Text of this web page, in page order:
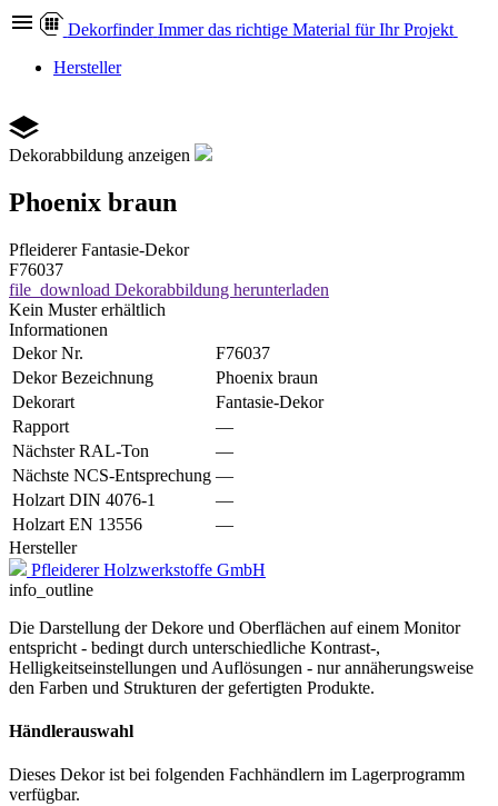
Dekorfinder Immer das richtige Material für Ihr Projekt
Hersteller
Dekorabbildung anzeigen
Phoenix braun
Pfleiderer Fantasie-Dekor
F76037
file_download Dekorabbildung herunterladen
Kein Muster erhältlich
Informationen
Dekor Nr.
F76037
Dekor Bezeichnung
Phoenix braun
Dekorart
Fantasie-Dekor
Rapport
—
Nächster RAL-Ton
—
Nächste NCS-Entsprechung —
Holzart DIN 4076-1
—
Holzart EN 13556
—
Hersteller
Pfleiderer Holzwerkstoffe GmbH
info_outline
Die Darstellung der Dekore und Oberflächen auf einem Monitor
entspricht - bedingt durch unterschiedliche Kontrast-,
Helligkeitseinstellungen und Auflösungen - nur annäherungsweise
den Farben und Strukturen der gefertigten Produkte.
Händlerauswahl
Dieses Dekor ist bei folgenden Fachhändlern im Lagerprogramm
verfügbar.